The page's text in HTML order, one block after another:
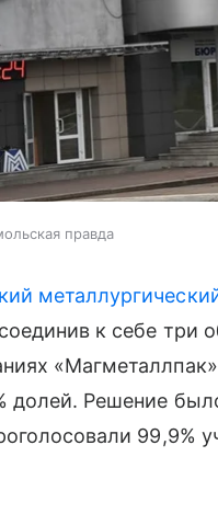
правда
к себе три
долей. Решение